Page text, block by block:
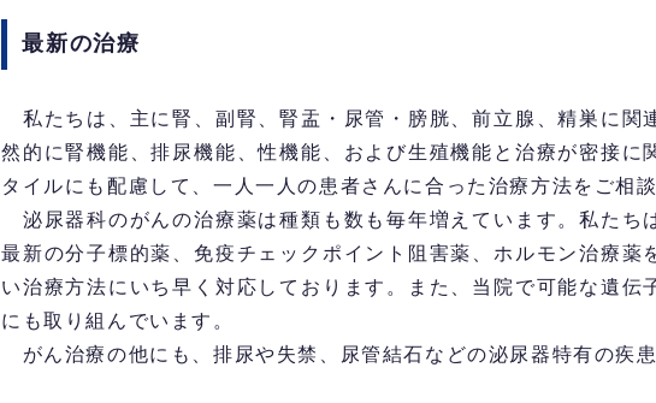
最新の治療
私たちは、主に腎、副腎、腎盂・尿管・膀胱、前立腺、精巣に関
然的に腎機能、排尿機能、性機能、および生殖機能と治療が密接に
タイルにも配慮して、一人一人の患者さんに合った治療方法をご相
泌尿器科のがんの治療薬は種類も数も毎年増えています。私たち
最新の分子標的薬、免疫チェックポイント阻害薬、ホルモン治療薬
い治療方法にいち早く対応しております。また、当院で可能な遺伝
にも取り組んでいます。
がん治療の他にも、排尿や失禁、尿管結石などの泌尿器特有の疾患